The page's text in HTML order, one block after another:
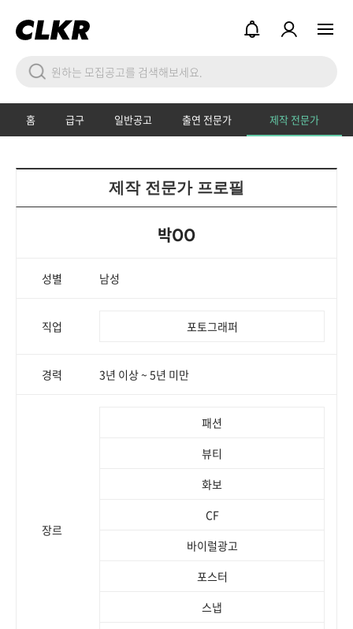
홈 급구 일반공고 출연 전문가 제작 전문가
제작 전문가 프로필
박OO
성별 남성
직업 포토그래퍼
경력 3년 이상 ~ 5년 미만
장르
패션
뷰티
화보
CF
바이럴광고
포스터
스냅